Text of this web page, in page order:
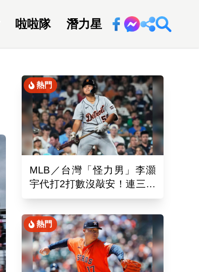
啦啦隊 潛力星 回新聞網
熱門
MLB／台灣「怪力男」李灝
宇代打2打數沒敲安！連三場
坐板凳 老虎11:0完封水手
熱門